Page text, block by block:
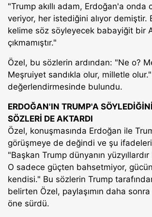
"Trump akıllı adam, Erdoğan'a onda
veriyor, her istediğini alıyor demiştir.
kelime söz söyleyecek babayiğit bir
çıkmamıştır."
Özel, bu sözlerin ardından: "Ne o?
Meşruiyet sandıkla olur, milletle olur."
değerlendirmesinde bulundu.
ERDOĞAN'IN TRUMP'A
SÖZLERİ DE AKTARDI
Özel, konuşmasında Erdoğan ile
görüşmeye de değindi ve şu ifadeleri
"Başkan Trump dünyanın
O sadece güçten bahsetmiyor,
kendisi." Bu sözlerin Trump tarafından
belirten Özel, paylaşımın daha sonra
öne sürdü.